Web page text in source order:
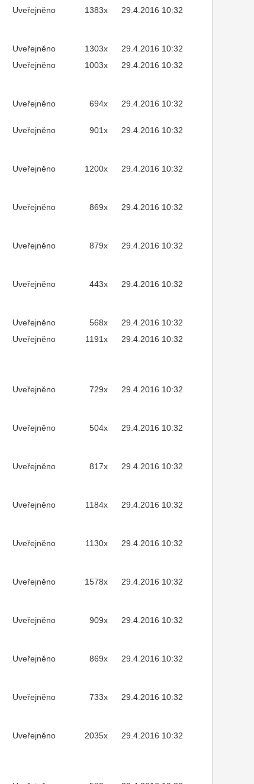
Uveřejněno 1383x 29.4.2016 10:32
Uveřejněno 1303x 29.4.2016 10:32
Uveřejněno 1003x 29.4.2016 10:32
Uveřejněno 694x 29.4.2016 10:32
Uveřejněno 901x 29.4.2016 10:32
Uveřejněno 1200x 29.4.2016 10:32
Uveřejněno 869x 29.4.2016 10:32
Uveřejněno 879x 29.4.2016 10:32
Uveřejněno 443x 29.4.2016 10:32
Uveřejněno 568x 29.4.2016 10:32
Uveřejněno 1191x 29.4.2016 10:32
Uveřejněno 729x 29.4.2016 10:32
Uveřejněno 504x 29.4.2016 10:32
Uveřejněno 817x 29.4.2016 10:32
Uveřejněno 1184x 29.4.2016 10:32
Uveřejněno 1130x 29.4.2016 10:32
Uveřejněno 1578x 29.4.2016 10:32
Uveřejněno 909x 29.4.2016 10:32
Uveřejněno 869x 29.4.2016 10:32
Uveřejněno 733x 29.4.2016 10:32
Uveřejněno 2035x 29.4.2016 10:32